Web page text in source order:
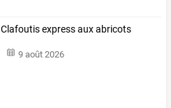
Clafoutis express aux abricots
9 août 2026